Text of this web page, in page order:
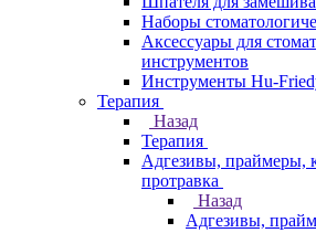
Наборы
Аксессуары для
инструментов
Инструменты Hu-
Терапия
Назад
Терапия
Адгезивы, праймеры,
протравка
Назад
Адгезивы,